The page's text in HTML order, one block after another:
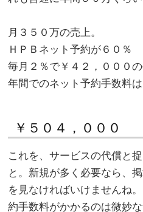
月３５０万の売上。
ＨＰＢネット予約が６０％
毎月２％で￥４２，０００の
年間でのネット予約手数料は
￥５０４，０００
これを、サービスの代償と
と。新規が多く必要なら、
を見なければいけませんね
約手数料がかかるのは微妙